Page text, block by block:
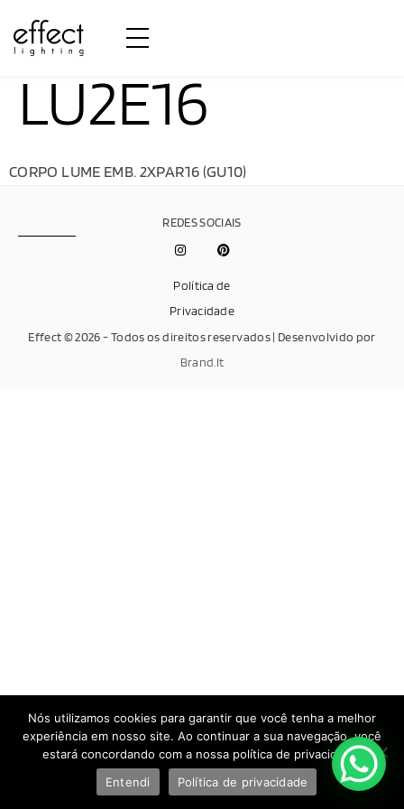
LU2E16
CORPO LUME EMB. 2XPAR16 (GU10)
Effect © 2026 - Todos os direitos reservados | Desenvolvido por
Brand.It
Política de
Privacidade
REDES SOCIAIS
Nós utilizamos cookies para garantir que você tenha a melhor
experiência em nosso site. Ao continuar a sua navegação, você
estará concordando com a nossa política de privacidade.
Entendi
Política de privacidade